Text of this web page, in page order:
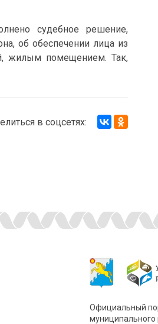
судебное решение,
об обеспечении лица из
жилым помещением. Так,
в соцсетях:
Официальный
муниципального